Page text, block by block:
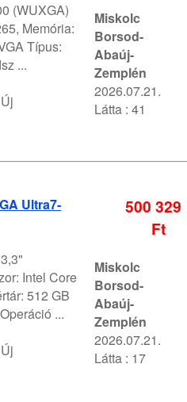
(WUXGA)
Memória:
Típus:
...
Új
Miskolc
Borsod-
Abaúj-
Zemplén
2026.07.21.
Látta : 41
Ultra7-
Intel Core
512 GB
...
Új
500 329
Ft
Miskolc
Borsod-
Abaúj-
Zemplén
2026.07.21.
Látta : 17